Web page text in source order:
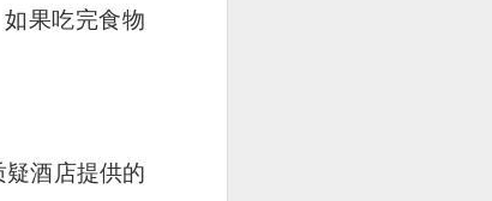
果吃完食物
疑酒店提供的